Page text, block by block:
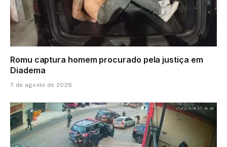
Romu captura homem procurado pela justiça em
Diadema
7 de agosto de 2026